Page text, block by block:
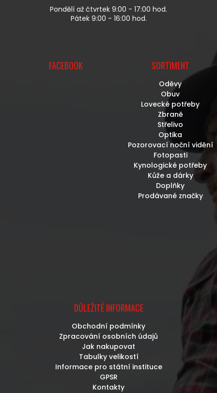
P
I
Pondělí až čtvrtek 9:00 - 17:00 hod.
Pátek 9:00 - 16:00 hod.
FACEBOOK SORTIMENT
Oděvy
Obuv
Lovecké potřeby
Zbraně
Střelivo
Optika
Pozorovací noční vidění
Fotopasti
Kynologické potřeby
Kůže a dárky
Doplňky
Prodávané značky
DŮLEŽITÉ INFORMACE
Obchodní podmínky
Zpracování osobních údajů
Jak nakupovat
Tabulky velikostí
Informace pro státní instituce
GPSR
Kontakty